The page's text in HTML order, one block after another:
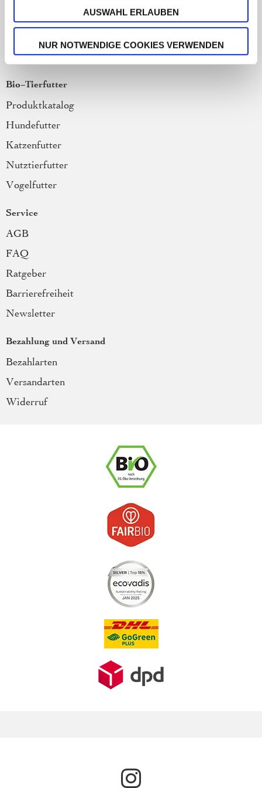
AUSWAHL ERLAUBEN
NUR NOTWENDIGE COOKIES VERWENDEN
Impressum
Bio-Tierfutter
Produktkatalog
Hundefutter
Katzenfutter
Nutztierfutter
Vogelfutter
Service
AGB
FAQ
Ratgeber
Barrierefreiheit
Newsletter
Bezahlung und Versand
Bezahlarten
Versandarten
Widerruf